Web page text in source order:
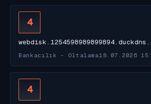
4
Bankacılık - Oltalama 18.07.2026
4